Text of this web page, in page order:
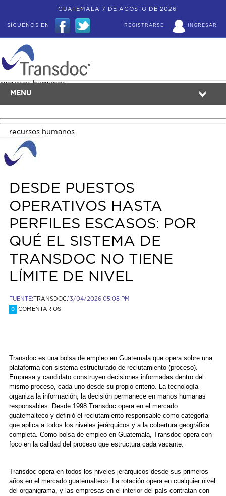
GUATEMALA 7 DE AGOSTO DE 2026
INGRESAR
REGISTRARSE
SÍGUENOS EN
MENU
recursos humanos
recursos humanos
DESDE PUESTOS
OPERATIVOS HASTA
PERFILES ESCASOS: POR
QUÉ EL SISTEMA DE
TRANSDOC NO TIENE
LÍMITE DE NIVEL
FUENTE:TRANSDOC,13/04/2026 05:08 PM
0 COMENTARIOS
Transdoc es una bolsa de empleo en Guatemala que opera sobre una
plataforma con sistema estructurado de reclutamiento (proceso).
Empresa y candidato construyen decisiones informadas dentro del
mismo proceso, cada uno desde su propio criterio. La tecnología
organiza la información; la decisión permanece en manos humanas
responsables. Desde 1998 Transdoc opera en el mercado
guatemalteco y definió el reclutamiento responsable como categoría
que aplica a todos los niveles jerárquicos y a la cobertura geográfica
completa. Como bolsa de empleo en Guatemala, Transdoc opera con
foco en la calidad del proceso que estructura cada vacante.
Transdoc opera en todos los niveles jerárquicos desde sus primeros
años en el mercado guatemalteco. La rotación opera en cualquier nivel
del organigrama, y las empresas en el interior del país contratan con